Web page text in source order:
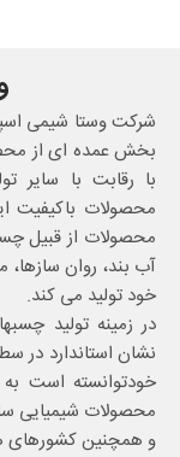
شرکت وستا شیمی
بخش عمده ای از
با رقابت با سایر
محصولات باکیفیت
محصولات از قبیل
آب بند، روان
خود تولید می کند.
در زمینه تولید
نشان استاندارد در
خودتوانسته است
محصولات شیمیایی
و همچنین کشورهای